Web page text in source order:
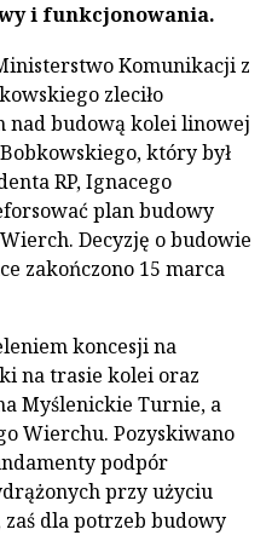
i funkcjonowania.
Komunikacji z
zleciło
nad budową kolei linowej
który był
RP, Ignacego
plan budowy
Decyzję o budowie
zakończono 15 marca
koncesji na
na trasie kolei oraz
Myślenickie Turnie, a
Wierchu. Pozyskiwano
podpór
przy użyciu
dla potrzeb budowy